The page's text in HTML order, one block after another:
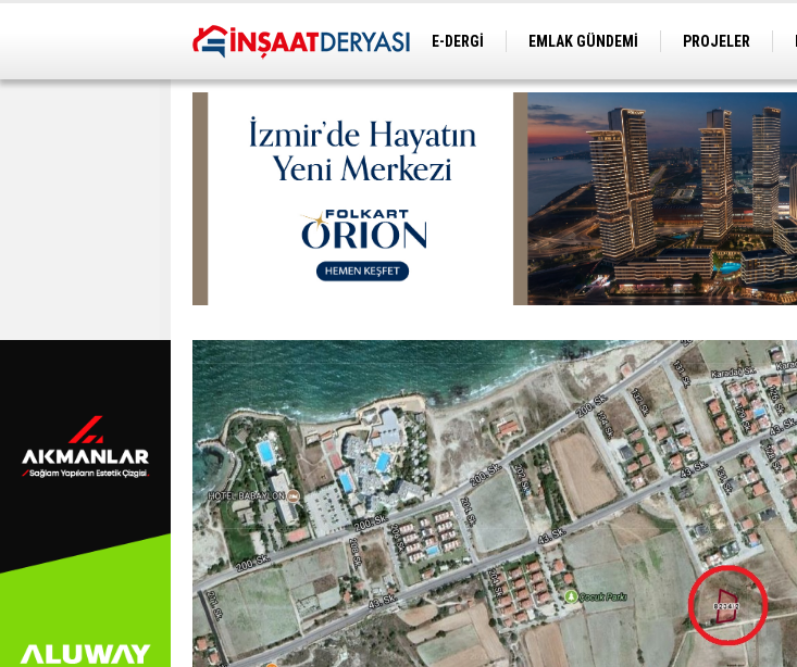
E-DERGİ EMLAK GÜNDEMİ PROJELER